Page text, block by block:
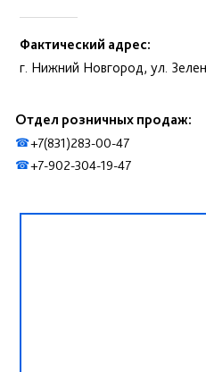
Фактический адрес:
г. Нижний Новгород, ул.
Отдел розничных продаж:
☎+7(831)283-00-47
☎+7-902-304-19-47